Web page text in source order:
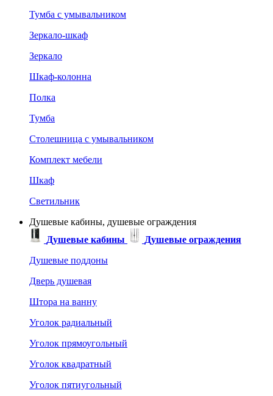
Тумба с умывальником
Зеркало-шкаф
Зеркало
Шкаф-колонна
Полка
Тумба
Столешница с умывальником
Комплект мебели
Шкаф
Светильник
Душевые кабины, душевые ограждения
Душевые кабины
Душевые ограждения
Душевые поддоны
Дверь душевая
Штора на ванну
Уголок радиальный
Уголок прямоугольный
Уголок квадратный
Уголок пятиугольный